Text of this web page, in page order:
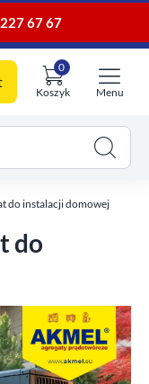
67 67
Koszyk
0
Menu
do instalacji domowej
do